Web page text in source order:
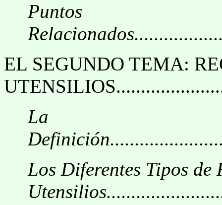
Puntos
EL SEGUNDO TEMA:
La
Los Diferentes Tipos de